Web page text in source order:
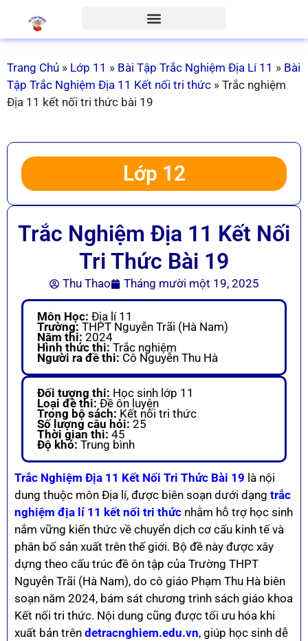
Trang Chủ » Lớp 11 » Bài Tập Trắc Nghiệm Địa Lí 11 » Bài
Tập Trắc Nghiệm Địa 11 Kết nối tri thức » Trắc nghiệm
Địa 11 kết nối tri thức bài 19
Lớp 12
Trắc Nghiệm Địa 11 Kết Nối
Tri Thức Bài 19
Thu Thao Tháng mười một 19, 2025
Môn Học: Địa lí 11
Trường: THPT Nguyễn Trãi (Hà Nam)
Năm thi: 2024
Hình thức thi: Trắc nghiệm
Người ra đề thi: Cô Nguyễn Thu Hà
Đối tượng thi: Học sinh lớp 11
Loại đề thi: Đề ôn luyện
Trong bộ sách: Kết nối tri thức
Số lượng câu hỏi: 25
Thời gian thi: 45
Độ khó: Trung bình
Trắc Nghiệm Địa 11 Kết Nối Tri Thức Bài 19 là nội
dung thuộc môn Địa lí, được biên soạn dưới dạng trắc
nghiệm địa lí 11 kết nối tri thức nhằm hỗ trợ học sinh
nắm vững kiến thức về chuyển dịch cơ cấu kinh tế và
phân bố sản xuất trên thế giới. Bộ đề này được xây
dựng theo cấu trúc đề ôn tập của Trường THPT
Nguyễn Trãi (Hà Nam), do cô giáo Phạm Thu Hà biên
soạn năm 2024, bám sát chương trình sách giáo khoa
Kết nối tri thức. Nội dung cũng được tối ưu hóa khi
xuất bản trên detracnghiem.edu.vn, giúp học sinh dễ